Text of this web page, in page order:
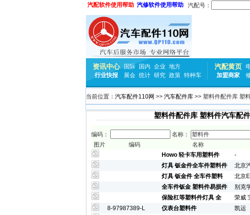
汽配软件使用帮助 汽修软件使用帮助 汽配号：
资讯中心 国际 国内 企业 地方
行业快报
展会 统计 研究 政策 特种车
汽配黄页
加盟商家
当前位置： 汽车配件110网 >> 汽车配件库 >> 塑料件配件库 塑
塑料件配件库 塑料件汽车配
编码： 名称：
图片
编码 名称
Howo 轻卡车用塑料件
-
灯具 钣金件全车件塑料件
北京
灯具 钣金件 全车件塑料
北京
全车件钣金 塑料件易损件
别克
保险杠等塑料件灯具 全
荣威
8-97987389-L
仪表台塑料件 凯运